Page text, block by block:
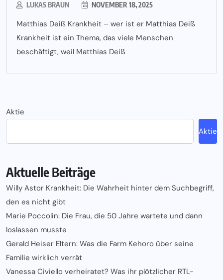
LUKAS BRAUN NOVEMBER 18, 2025
Matthias Deiß Krankheit – wer ist er Matthias Deiß
Krankheit ist ein Thema, das viele Menschen
beschäftigt, weil Matthias Deiß
Aktie
Aktie
Aktuelle Beiträge
Willy Astor Krankheit: Die Wahrheit hinter dem Suchbegriff,
den es nicht gibt
Marie Poccolin: Die Frau, die 50 Jahre wartete und dann
loslassen musste
Gerald Heiser Eltern: Was die Farm Kehoro über seine
Familie wirklich verrät
Vanessa Civiello verheiratet? Was ihr plötzlicher RTL-